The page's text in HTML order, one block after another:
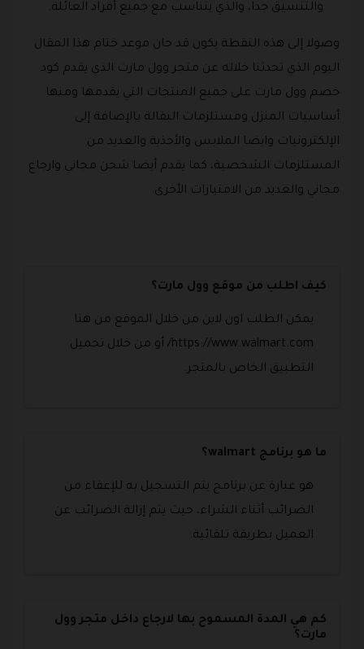
والتنسيق جدا، والذي يتناسب مع جميع أفراد العائلة.
وصولا إلى هذه النقطة يكون قد حان موعد ختام هذا المقال
اليوم الذي تحدثنا خلاله عن متجر وول مارت الذي يقدم كود
خصم وول مارت على جميع المنتجات التي يقدمها ومنها
أساسيات المنزل ومستلزمات البقالة بالإضافة إلى
الإلكترونيات وايضا الملابس والأحذية والعديد من
المستلزمات الشخصية، كما يقدم أيضا شحن مجاني وارجاع
مجاني والعديد من الامتيازات الأخرى.
كيف اطلب من موقع وول مارت؟
يمكن الطلب اون لاين من خلال الموقع من هنا
https://www.walmart.com/ أو من خلال تحميل
التطبيق الخاص بالمتجر.
ما هو برنامج walmart؟
هو عبارة عن برنامج يتم التسجيل به للإعفاء من
الضرائب أثناء الشراء، حيث يتم إزالة الضرائب عن
العميل بطريقة تلقائية.
كم هي المدة المسموح بها لارجاع داخل متجر وول
مارت؟